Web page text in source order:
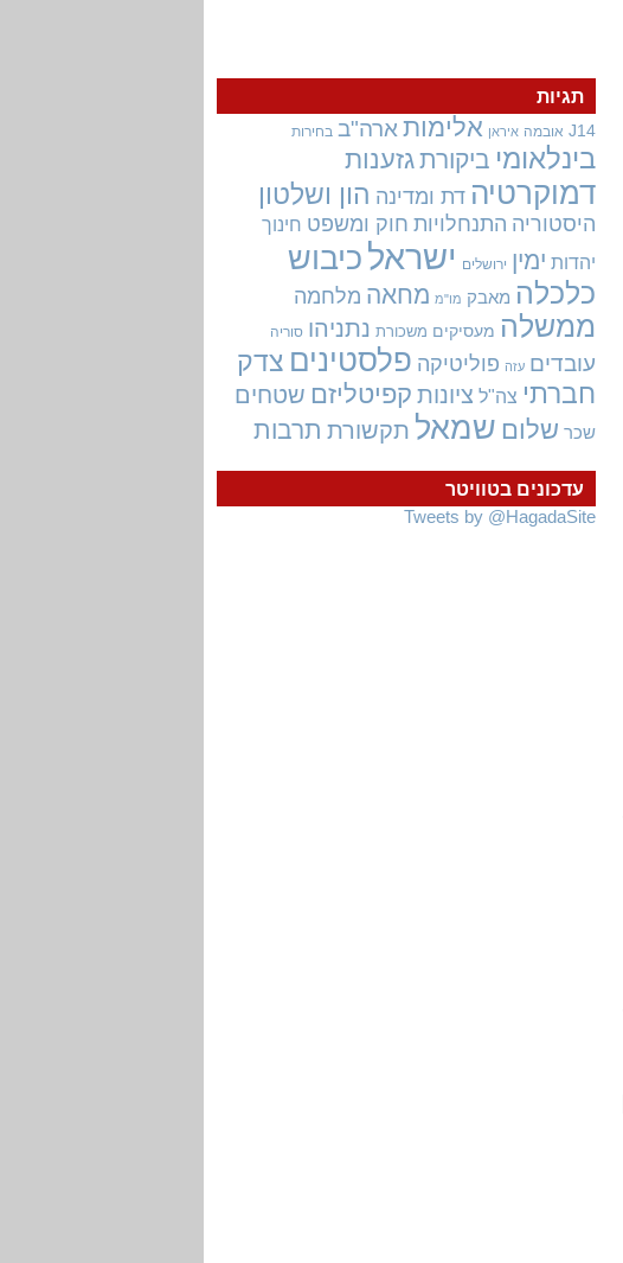
עדכונים בטוויטר
Tweets by @HagadaSite
תגיות
J14 אובמה איראן אלימות ארה"ב בחירות
בינלאומי ביקורתגזענות
דמוקרטיה דת ומדינה הון ושלטון
היסטוריה התנחלויות חוק ומשפט חינוך
יהדות ימין ירושלים ישראל כיבוש
כלכלה מאבק מו"מ מחאה מלחמה
ממשלה מעסיקים משכורת נתניהו סוריה
עובדים עזה פוליטיקה פלסטינים צדק
חברתי צה"ל ציונות קפיטליזם שטחים
שכר שלום שמאל תקשורת תרבות